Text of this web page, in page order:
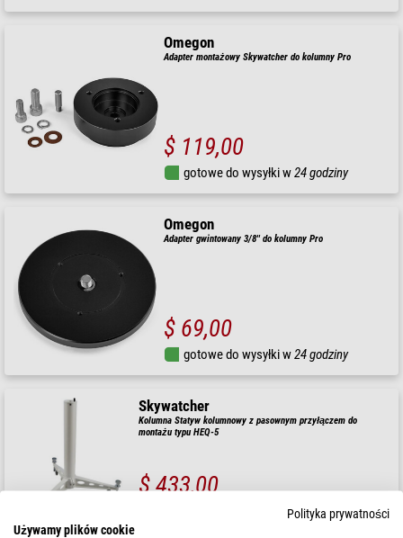
Omegon
Adapter montażowy Skywatcher do kolumny Pro
$ 119,00
gotowe do wysyłki w24 godziny
Omegon
Adapter gwintowany 3/8'' do kolumny Pro
$ 69,00
gotowe do wysyłki w24 godziny
Skywatcher
Kolumna Statyw kolumnowy z pasownym przyłączem do
montażu typu HEQ-5
$ 433,00
24 godziny
Polityka prywatności
Używamy plików cookie